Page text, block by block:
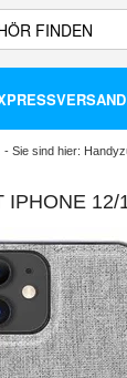
- Sie sind hier:
IPHONE 12/